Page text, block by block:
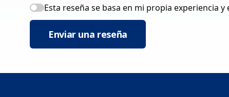
Esta reseña se basa en mi propia experiencia
Enviar una reseña